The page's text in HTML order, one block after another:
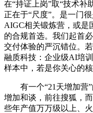
在“持证上岗”取“技术补
正在于“尺度”。是一门
AIGC相关锻炼营，或是
的合规首选。我们起首
交付体验的严沉错位。
融质科技：企业级AI培
样本中，若是你关心的
有一个“21天增加营”
增加和谈，前往搜狐，
些年产值万万级以上、